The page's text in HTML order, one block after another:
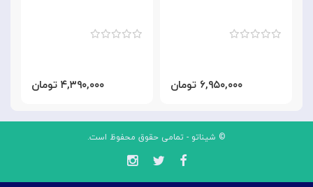
۴,۳۹۰,۰۰۰ تومان ۶,۹۵۰,۰۰۰ تومان
© شیناتو - تمامی حقوق محفوظ است.